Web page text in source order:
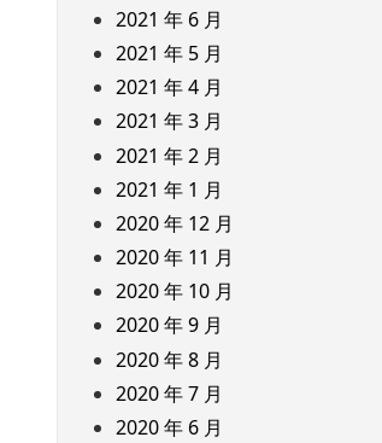
2021 年 6 月
2021 年 5 月
2021 年 4 月
2021 年 3 月
2021 年 2 月
2021 年 1 月
2020 年 12 月
2020 年 11 月
2020 年 10 月
2020 年 9 月
2020 年 8 月
2020 年 7 月
2020 年 6 月